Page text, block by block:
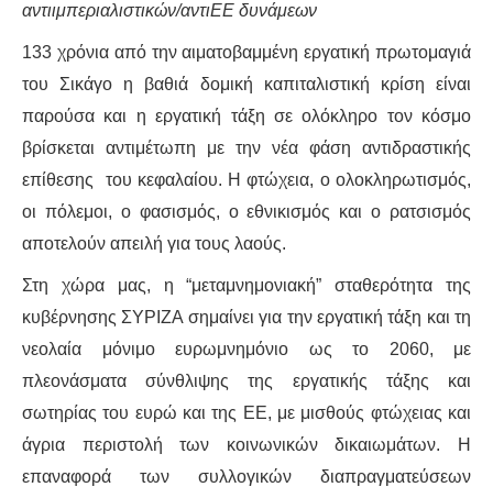
ΕΡΓΑΤΙΚΌ ΚΊΝΗΜΑ
ΚΙΝΗΤΟΠΟΙΉΣΕΙΣ
ΕΙΔΉΣΕΙΣ
ΑΝΑΚΟΙΝΏΣΕΙΣ
ΑΝΑΛΎΣΕΙΣ
ΚΙΝΉΜΑΤΑ
ΚΙΝΗΤΟΠΟΙΉΣΕΙΣ
ΕΙΔΉΣΕΙΣ
αντιιμπεριαλιστικών/αντιΕΕ δυνάμεων
133 χρόνια από την αιματοβαμμένη εργατική πρωτομαγιά
του Σικάγο η βαθιά δομική καπιταλιστική κρίση είναι
παρούσα και η εργατική τάξη σε ολόκληρο τον κόσμο
βρίσκεται αντιμέτωπη με την νέα φάση αντιδραστικής
επίθεσης του κεφαλαίου. Η φτώχεια, ο ολοκληρωτισμός,
οι πόλεμοι, ο φασισμός, ο εθνικισμός και ο ρατσισμός
αποτελούν απειλή για τους λαούς.
Στη χώρα μας, η “μεταμνημονιακή” σταθερότητα της
κυβέρνησης ΣΥΡΙΖΑ σημαίνει για την εργατική τάξη και τη
νεολαία μόνιμο ευρωμνημόνιο ως το 2060, με
πλεονάσματα σύνθλιψης της εργατικής τάξης και
σωτηρίας του ευρώ και της ΕΕ, με μισθούς φτώχειας και
άγρια περιστολή των κοινωνικών δικαιωμάτων. Η
επαναφορά των συλλογικών διαπραγματεύσεων